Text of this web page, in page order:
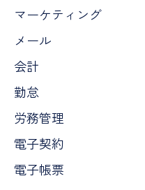
マーケティング
メール
会計
勤怠
労務管理
電子契約
電子帳票